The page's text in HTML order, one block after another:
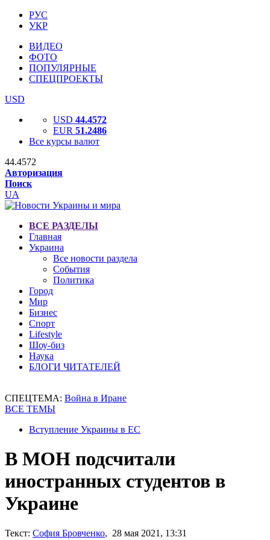
РУС
УКР
ВИДЕО
ФОТО
ПОПУЛЯРНЫЕ
СПЕЦПРОЕКТЫ
USD
USD 44.4572
EUR 51.2486
Все курсы валют
44.4572
Авторизация
Поиск
UA
ВСЕ РАЗДЕЛЫ
Главная
Украина
Все новости раздела
События
Политика
Город
Мир
Бизнес
Спорт
Lifestyle
Шоу-биз
Наука
БЛОГИ ЧИТАТЕЛЕЙ
СПЕЦТЕМА: Война в Иране
ВСЕ ТЕМЫ
Вступление Украины в ЕС
В МОН подсчитали
иностранных студентов в
Украине
Текст: София Бровченко, 28 мая 2021, 13:31